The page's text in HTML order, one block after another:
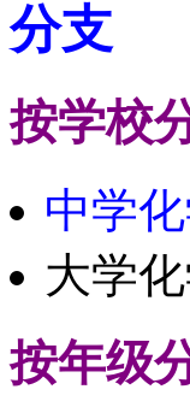
分支
按学校
中学
大学
按年级